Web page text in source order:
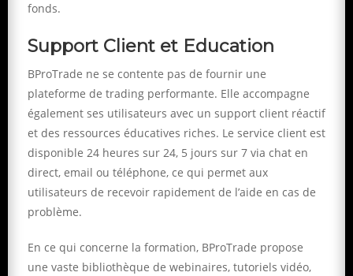
fonds.
Support Client et Education
BProTrade ne se contente pas de fournir une
plateforme de trading performante. Elle accompagne
également ses utilisateurs avec un support client réactif
et des ressources éducatives riches. Le service client est
disponible 24 heures sur 24, 5 jours sur 7 via chat en
direct, email ou téléphone, ce qui permet aux
utilisateurs de recevoir rapidement de l’aide en cas de
problème.
En ce qui concerne la formation, BProTrade propose
une vaste bibliothèque de webinaires, tutoriels vidéo,